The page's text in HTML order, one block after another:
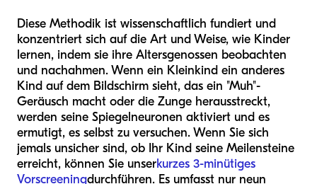
Diese Methodik ist wissenschaftlich fundiert und
konzentriert sich auf die Art und Weise, wie Kinder
lernen, indem sie ihre Altersgenossen beobachten
und nachahmen. Wenn ein Kleinkind ein anderes
Kind auf dem Bildschirm sieht, das ein "Muh"-
Geräusch macht oder die Zunge herausstreckt,
werden seine Spiegelneuronen aktiviert und es
ermutigt, es selbst zu versuchen. Wenn Sie sich
jemals unsicher sind, ob Ihr Kind seine Meilensteine
erreicht, können Sie unserkurzes 3-minütiges
Vorscreeningdurchführen. Es umfasst nur neun